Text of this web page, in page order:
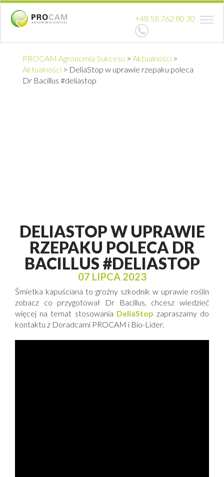
+48 58 762 80 30
PROCAM Agronomia Sukcesu > Aktualności >
Aktualności > DeliaStop w uprawie rzepaku poleca
Dr Bacillus #deliastop
DELIASTOP W UPRAWIE
RZEPAKU POLECA DR
BACILLUS #DELIASTOP
07 LIPCA 2023
Śmietka kapuściana to groźny szkodnik w uprawie roślin
zobacz co przygotował Dr Bacillus, chcesz wiedzieć
więcej na temat stosowania DeliaStop zapraszamy do
kontaktu z Doradcami PROCAM i Bio-Lider.